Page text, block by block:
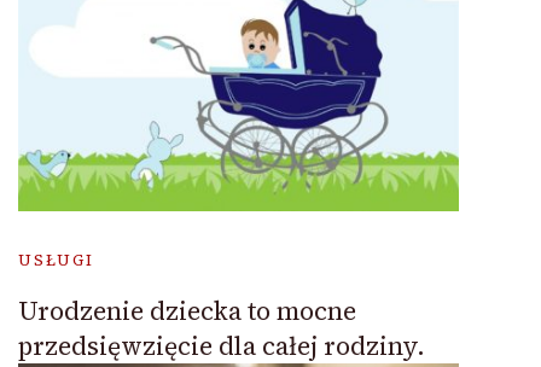
USŁUGI
Urodzenie dziecka to mocne
przedsięwzięcie dla całej rodziny.